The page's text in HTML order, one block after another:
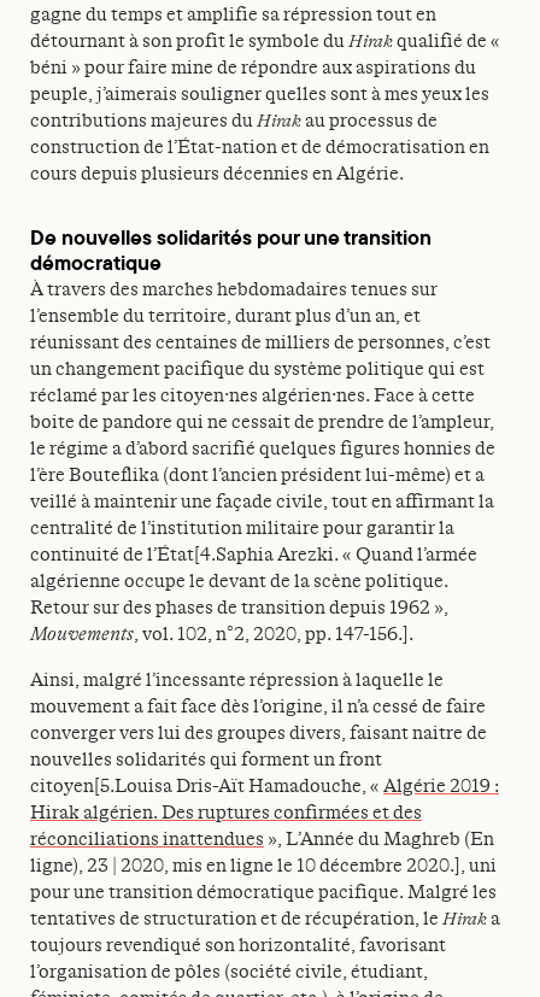
gagne du temps et amplifie sa répression tout en
détournant à son profit le symbole duHirakqualifié de «
béni » pour faire mine de répondre aux aspirations du
peuple, j’aimerais souligner quelles sont à mes yeux les
contributions majeures duHirakau processus de
construction de l’État-nation et de démocratisation en
cours depuis plusieurs décennies en Algérie.
De nouvelles solidarités pour une transition
démocratique
À travers des marches hebdomadaires tenues sur
l’ensemble du territoire, durant plus d’un an, et
réunissant des centaines de milliers de personnes, c’est
un changement pacifique du système politique qui est
réclamé par les citoyen·nes algérien·nes. Face à cette
boite de pandore qui ne cessait de prendre de l’ampleur,
le régime a d’abord sacrifié quelques figures honnies de
l’ère Bouteflika (dont l’ancien président lui-même) et a
veillé à maintenir une façade civile, tout en affirmant la
centralité de l’institution militaire pour garantir la
continuité de l’État[4.Saphia Arezki. « Quand l’armée
algérienne occupe le devant de la scène politique.
Retour sur des phases de transition depuis 1962 »,
Mouvements, vol. 102, n°2, 2020, pp. 147-156.].
Ainsi, malgré l’incessante répression à laquelle le
mouvement a fait face dès l’origine, il n’a cessé de faire
converger vers lui des groupes divers, faisant naitre de
nouvelles solidarités qui forment un front
citoyen[5.Louisa Dris-Aït Hamadouche, « Algérie 2019 :
Hirak algérien. Des ruptures confirmées et des
réconciliations inattendues », L’Année du Maghreb (En
ligne), 23 | 2020, mis en ligne le 10 décembre 2020.], uni
pour une transition démocratique pacifique. Malgré les
tentatives de structuration et de récupération, leHiraka
toujours revendiqué son horizontalité, favorisant
l’organisation de pôles (société civile, étudiant,